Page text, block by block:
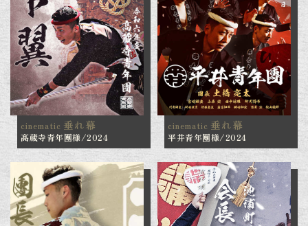
cinematic 垂れ幕
髙蔵寺青年團様/2024
cinematic 垂れ幕
平井青年團様/2024